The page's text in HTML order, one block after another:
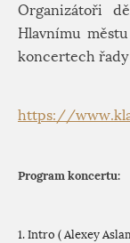
Organizátoři
Hlavnímu
koncertech řady
https://
Program koncertu:
1. Intro ( Alexey